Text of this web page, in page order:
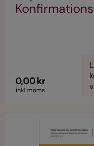
0,00 kr
inkl moms